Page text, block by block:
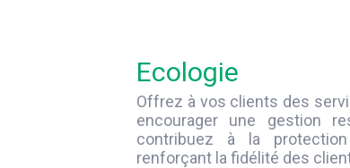
Ecologie
Offrez à vos clients des
encourager une gestion
contribuez à la
renforçant la fidélité des